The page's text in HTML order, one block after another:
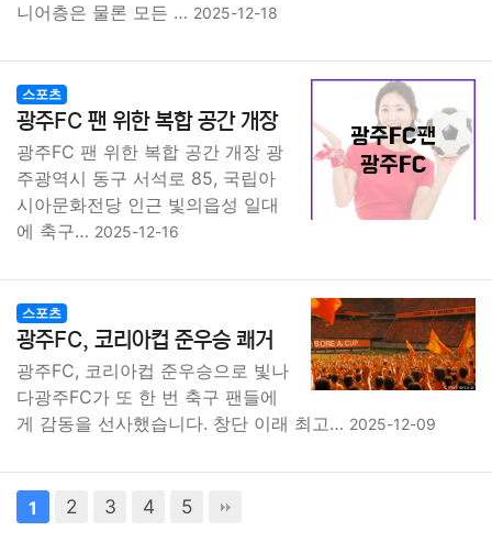
니어층은 물론 모든 … 2025-12-18
스포츠
광주FC 팬 위한 복합 공간 개장
광주FC 팬 위한 복합 공간 개장 광
주광역시 동구 서석로 85, 국립아
시아문화전당 인근 빛의읍성 일대
에 축구… 2025-12-16
스포츠
광주FC, 코리아컵 준우승 쾌거
광주FC, 코리아컵 준우승으로 빛나
다광주FC가 또 한 번 축구 팬들에
게 감동을 선사했습니다. 창단 이래 최고… 2025-12-09
1 2 3 4 5